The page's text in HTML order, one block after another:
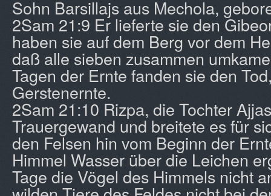
Sohn Barsillajs aus Mechola,
2Sam 21:9 Er lieferte sie den
haben sie auf dem Berg vor dem
daß alle sieben zusammen
Tagen der Ernte fanden sie den
Gerstenernte.
2Sam 21:10 Rizpa, die Tochter
Trauergewand und breitete es für
den Felsen hin vom Beginn der
Himmel Wasser über die Leichen
Tage die Vögel des Himmels nicht